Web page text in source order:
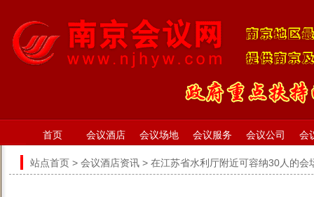
首页 会议酒店 会议场地 会议服务 会议公司 会
站点首页 > 会议酒店资讯 > 在江苏省水利厅附近可容纳30人的会